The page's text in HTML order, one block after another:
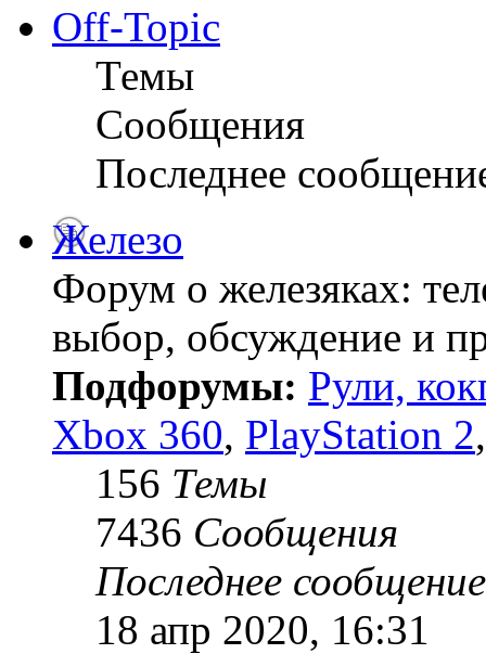
Off-Topic
Темы
Сообщения
Последнее
Железо
Форум о железяках:
выбор, обсуждение и
Подфорумы: Рули,
Xbox 360, PlayStation 2
156 Темы
7436 Сообщения
Последнее сообщение
18 апр 2020, 16:31